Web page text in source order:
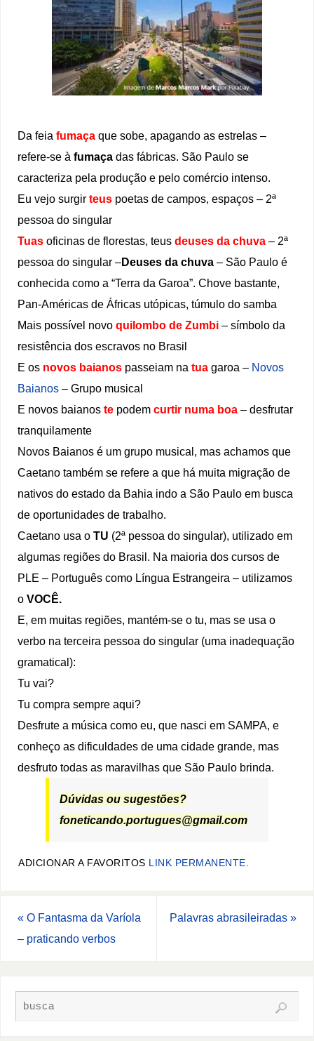
Da feiafumaça que sobe, apagando as estrelas –
refere-se àfumaça das fábricas. São Paulo se
caracteriza pela produção e pelo comércio intenso.
Eu vejo surgirteus poetas de campos, espaços – 2ª
pessoa do singular
Tuas oficinas de florestas, teusdeuses da chuva – 2ª
pessoa do singular –Deuses da chuva – São Paulo é
conhecida como a “Terra da Garoa”. Chove bastante,
Pan-Américas de Áfricas utópicas, túmulo do samba
Mais possível novoquilombo de Zumbi – símbolo da
resistência dos escravos no Brasil
E os novos baianos passeiam natua garoa – Novos
Baianos – Grupo musical
E novos baianoste podemcurtir numa boa– desfrutar
tranquilamente
Novos Baianos é um grupo musical, mas achamos que
Caetano também se refere a que há muita migração de
nativos do estado da Bahia indo a São Paulo em busca
de oportunidades de trabalho.
Caetano usa oTU (2ª pessoa do singular), utilizado em
algumas regiões do Brasil. Na maioria dos cursos de
PLE – Português como Língua Estrangeira – utilizamos
oVOCÊ.
E, em muitas regiões, mantém-se o tu, mas se usa o
verbo na terceira pessoa do singular (uma inadequação
gramatical):
Tu vai?
Tu compra sempre aqui?
Desfrute a música como eu, que nasci em SAMPA, e
conheço as dificuldades de uma cidade grande, mas
desfruto todas as maravilhas que São Paulo brinda.
Dúvidas ou sugestões?
foneticando.portugues@gmail.com
ADICIONAR A FAVORITOS LINK PERMANENTE
« O Fantasma da Varíola
– praticando verbos
Palavras abrasileiradas »